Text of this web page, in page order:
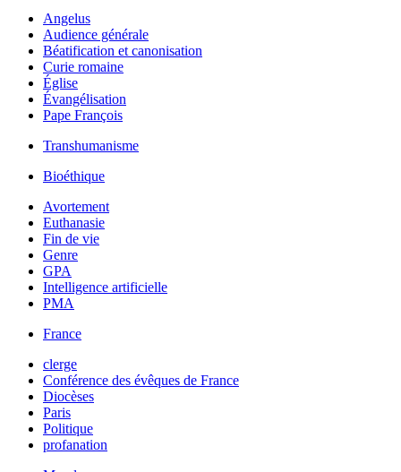
Angelus
Audience générale
Béatification et canonisation
Curie romaine
Église
Évangélisation
Pape François
Transhumanisme
Bioéthique
Avortement
Euthanasie
Fin de vie
Genre
GPA
Intelligence artificielle
PMA
France
clerge
Conférence des évêques de France
Diocèses
Paris
Politique
profanation